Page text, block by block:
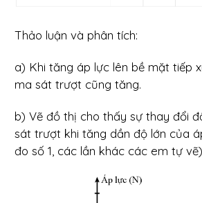
Thảo luận và phân tích:
a) Khi tăng áp lực lên bề mặt tiếp
ma sát trượt cũng tăng.
b) Vẽ đồ thị cho thấy sự thay đổi
sát trượt khi tăng dần độ lớn của
đo số 1, các lần khác các em tự vẽ)